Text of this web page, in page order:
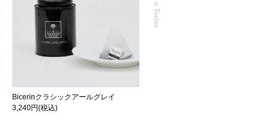
Bicerinクラシックアールグレイ
3,240円(税込)